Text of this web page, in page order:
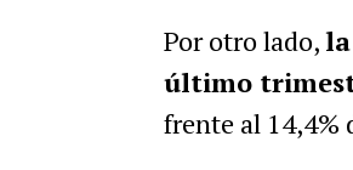
Por otro lado,
último
frente al 14,4%